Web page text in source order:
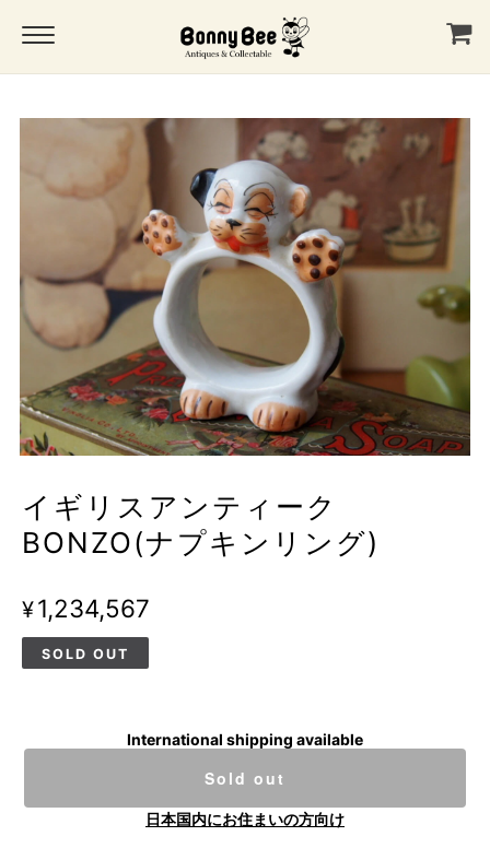
イギリスアンティーク
BONZO(ナプキンリング)
¥1,234,567
SOLD OUT
International shipping available
Sold out
日本国内にお住まいの方向け